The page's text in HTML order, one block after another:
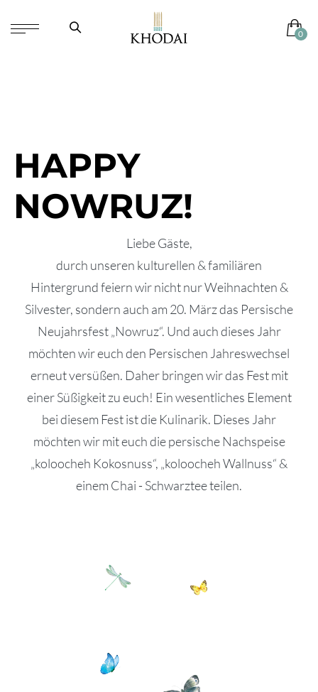
HAPPY
NOWRUZ!
Liebe Gäste,
durch unseren kulturellen & familiären
Hintergrund feiern wir nicht nur Weihnachten &
Silvester, sondern auch am 20. März das Persische
Neujahrsfest „Nowruz“. Und auch dieses Jahr
möchten wir euch den Persischen Jahreswechsel
erneut versüßen. Daher bringen wir das Fest mit
einer Süßigkeit zu euch! Ein wesentliches Element
bei diesem Fest ist die Kulinarik. Dieses Jahr
möchten wir mit euch die persische Nachspeise
„koloocheh Kokosnuss“, „koloocheh Wallnuss“ &
einem Chai - Schwarztee teilen.